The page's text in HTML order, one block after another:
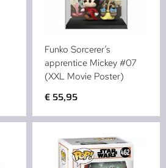
Funko Sorcerer’s
apprentice Mickey #07
(XXL Movie Poster)
€ 55,95